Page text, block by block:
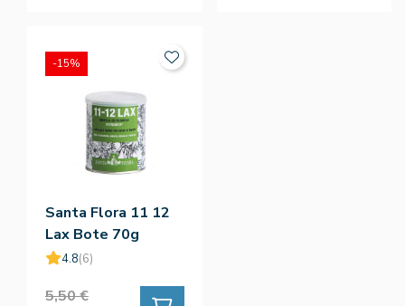
Santa Flora 11 12
Lax Bote 70g
4.8(6)
5,50 €
-15%